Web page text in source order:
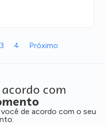
3 4 Próximo
com
de acordo com o seu